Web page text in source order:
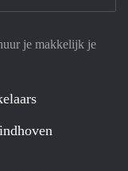
je makkelijk je